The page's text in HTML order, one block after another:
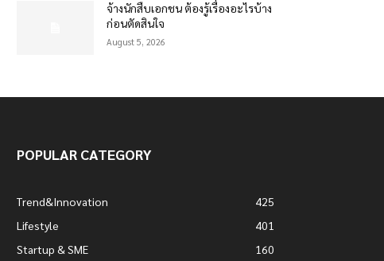
จ้างนักสืบเอกชน ต้องรู้เรื่องอะไรบ้าง
ก่อนตัดสินใจ
August 5, 2026
POPULAR CATEGORY
Trend&Innovation
425
Lifestyle
401
Startup & SME
160